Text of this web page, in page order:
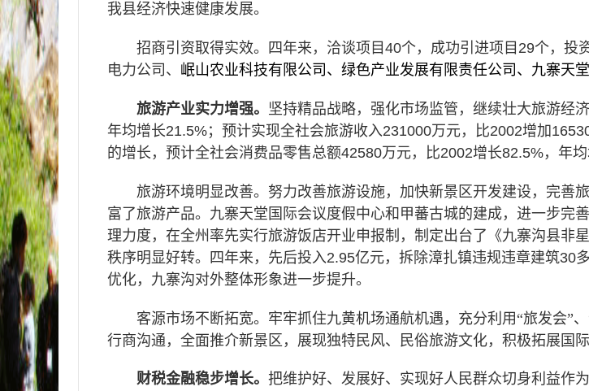
我县经济快速健康发展。
招商引资取得实效。四年来，洽谈项目 40个，成功引进项目 29个，投
电力公司、 岷山农业科技有限公司、绿色产业发展有限责任公司、九寨天
旅游产业实力增强。 坚持精品战略，强化市场监管，继续壮大旅游经济
年均增长21.5%；预计实现全社会旅游收入231000万元，比2002增加
的增长，预计全社会消费品零售总额42580万元，比2002增长82.5%，年
旅游环境明显改善。努力改善旅游设施，加快新景区开发建设，完善
富了旅游产品。九寨天堂国际会议度假中心和甲蕃古城的建成，进一步完
理力度，在全州率先实行旅游饭店开业申报制，制定出台了《九寨沟县非
秩序明显好转。四年来，先后投入2.95亿元，拆除漳扎镇违规违章建筑30
优化，九寨沟对外整体形象进一步提升。
客源市场不断拓宽。牢牢抓住九黄机场通航机遇，充分利用“旅发会”、
行商沟通，全面推介新景区，展现独特民风、民俗旅游文化，积极拓展国
财税金融稳步增长。 把维护好、发展好、实现好人民群众切身利益作